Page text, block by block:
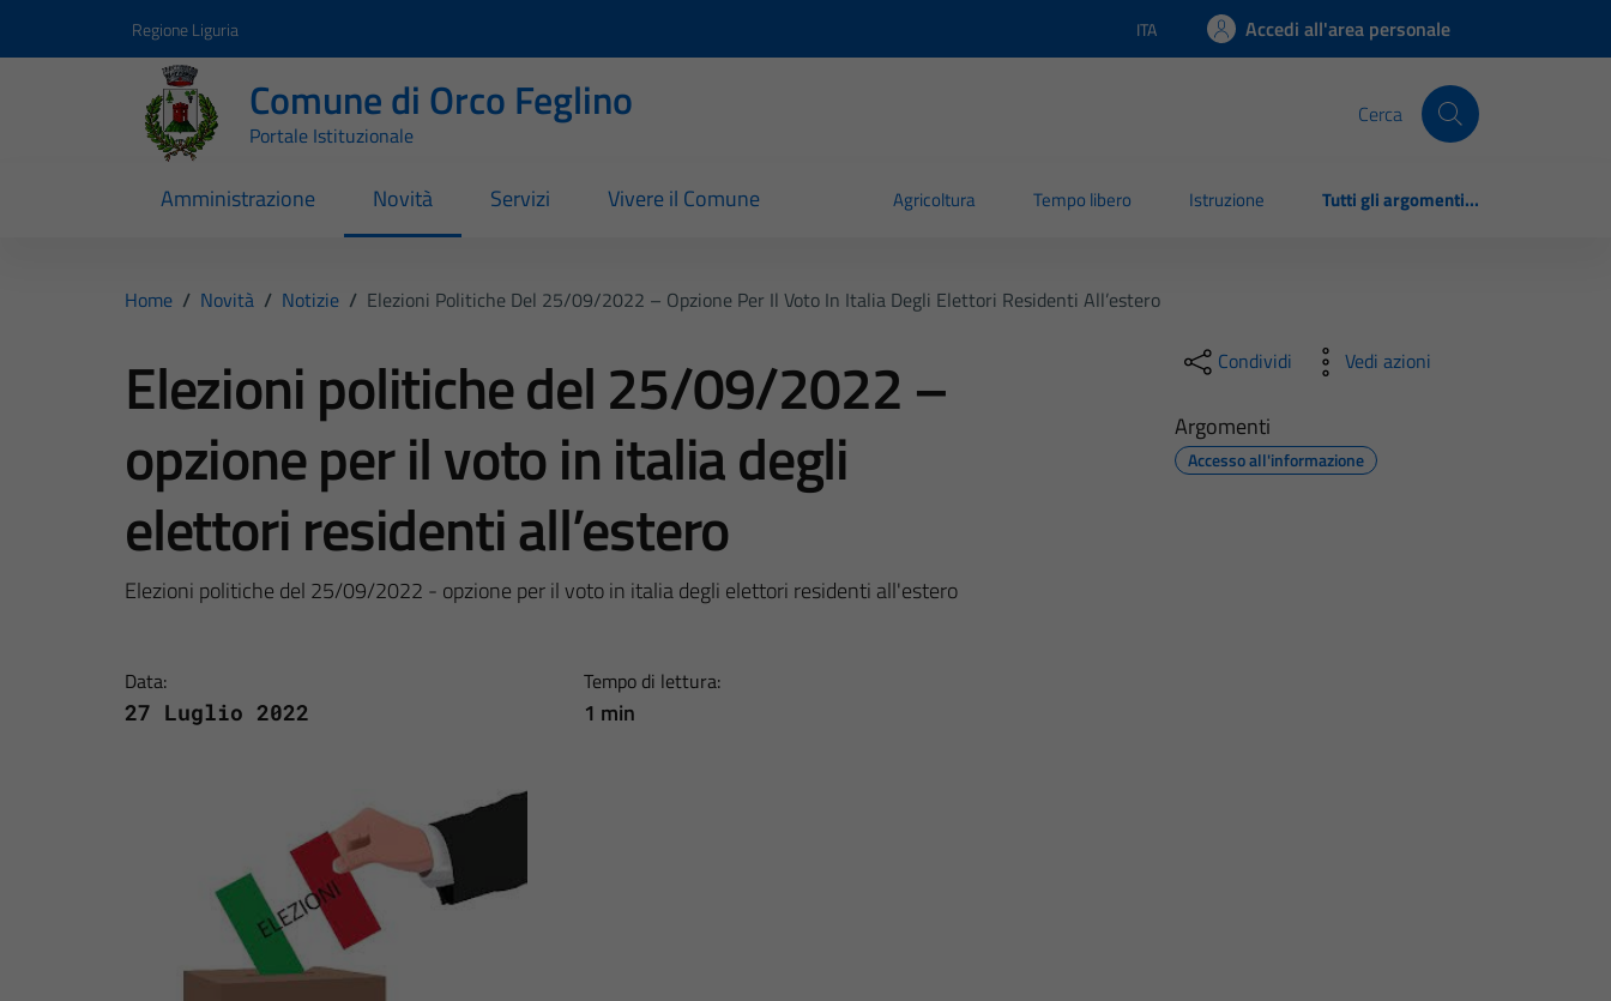
Regione Liguria Lingua attiva:
ITA Accedi all'area personale
Comune di Orco Feglino
Portale Istituzionale
Cerca
Amministrazione Novità Servizi Vivere il Comune Agricoltura Tempo libero Istruzione Tutti gli argomenti...
Home / Novità / Notizie / Elezioni Politiche Del 25/09/2022 – Opzione Per Il Voto In Italia Degli Elettori Residenti All’estero
Elezioni politiche del 25/09/2022 –
opzione per il voto in italia degli
elettori residenti all’estero
Elezioni politiche del 25/09/2022 - opzione per il voto in italia degli elettori residenti all'estero
Data:
27 Luglio 2022
Tempo di lettura:
1 min
Condividi Vedi azioni
Argomenti
Accesso all'informazione